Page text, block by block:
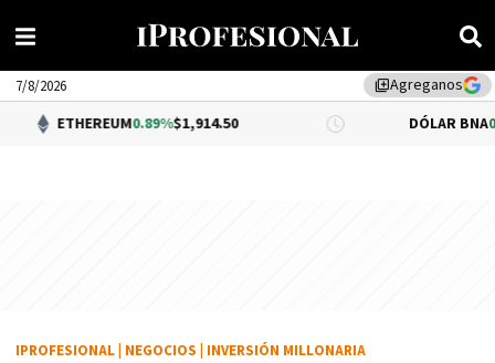
library_addAgreganos
7/8/2026
0.89%$1,914.50 DÓLAR BNA 0.34%$1,520.00
IPROFESIONAL NEGOCIOS INVERSIÓN MILLONARIA